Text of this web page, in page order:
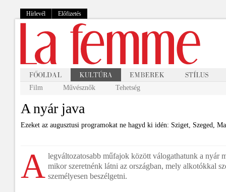
Hírlevél Előfizetés
Film Művésznők Tehetség
A nyár java
Ezeket az augusztusi programokat ne hagyd ki idén: Sziget, Szeged,
A legváltozatosabb műfajok között válogathatunk a nyár
mikor szeretnénk látni az országban, mely alkotókkal
személyesen beszélgetni.